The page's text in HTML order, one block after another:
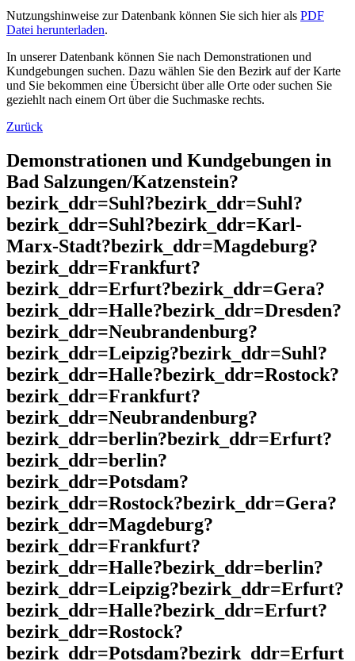
Nutzungshinweise zur Datenbank können Sie sich hier als PDF
Datei herunterladen.
In unserer Datenbank können Sie nach Demonstrationen und
Kundgebungen suchen. Dazu wählen Sie den Bezirk auf der Karte
und Sie bekommen eine Übersicht über alle Orte oder suchen Sie
geziehlt nach einem Ort über die Suchmaske rechts.
Zurück
Demonstrationen und Kundgebungen in
Bad Salzungen/Katzenstein?
bezirk_ddr=Suhl?bezirk_ddr=Suhl?
bezirk_ddr=Suhl?bezirk_ddr=Karl-
Marx-Stadt?bezirk_ddr=Magdeburg?
bezirk_ddr=Frankfurt?
bezirk_ddr=Erfurt?bezirk_ddr=Gera?
bezirk_ddr=Halle?bezirk_ddr=Dresden?
bezirk_ddr=Neubrandenburg?
bezirk_ddr=Leipzig?bezirk_ddr=Suhl?
bezirk_ddr=Halle?bezirk_ddr=Rostock?
bezirk_ddr=Frankfurt?
bezirk_ddr=Neubrandenburg?
bezirk_ddr=berlin?bezirk_ddr=Erfurt?
bezirk_ddr=berlin?
bezirk_ddr=Potsdam?
bezirk_ddr=Rostock?bezirk_ddr=Gera?
bezirk_ddr=Magdeburg?
bezirk_ddr=Frankfurt?
bezirk_ddr=Halle?bezirk_ddr=berlin?
bezirk_ddr=Leipzig?bezirk_ddr=Erfurt?
bezirk_ddr=Halle?bezirk_ddr=Erfurt?
bezirk_ddr=Rostock?
bezirk_ddr=Potsdam?bezirk_ddr=Erfurt